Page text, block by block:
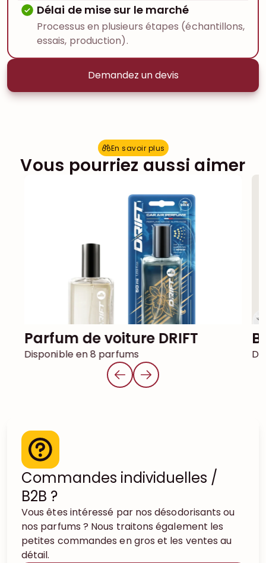
Délai de mise sur le marché
Processus en plusieurs étapes (échantillons,
essais, production).
Demandez un devis
En savoir plus
En savoir plus
Vous pourriez aussi aimer
Parfum de voiture DRIFT
Disponible en 8 parfums
Commandes individuelles /
B2B ?
Vous êtes intéressé par nos désodorisants ou
nos parfums ? Nous traitons également les
petites commandes en gros et les ventes au
détail.